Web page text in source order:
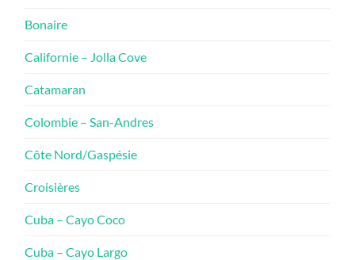
Bonaire
Californie – Jolla Cove
Catamaran
Colombie – San-Andres
Côte Nord/Gaspésie
Croisières
Cuba – Cayo Coco
Cuba – Cayo Largo